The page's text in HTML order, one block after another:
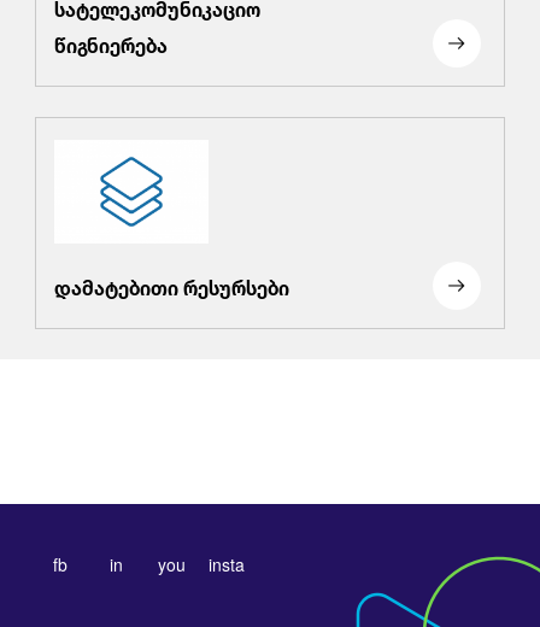
წიგნიერება
დამატებითი რესურსები
fb in you insta